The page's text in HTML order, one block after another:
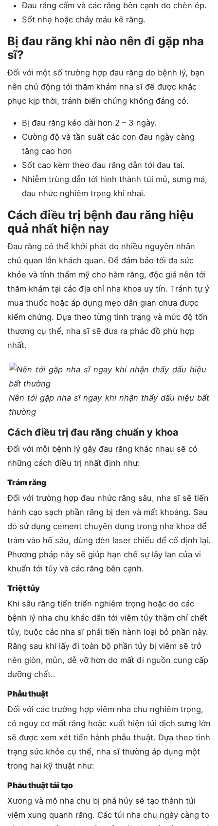
Đau răng cấm và các răng bên cạnh do chèn ép.
Sốt nhẹ hoặc chảy máu kẽ răng.
Bị đau răng khi nào nên đi gặp nha
sĩ?
Đối với một số trường hợp đau răng do bệnh lý, bạn
nên chủ động tới thăm khám nha sĩ để được khắc
phục kịp thời, tránh biến chứng không đáng có.
Bị đau răng kéo dài hơn 2 – 3 ngày.
Cường độ và tần suất các cơn đau ngày càng
tăng cao hơn
Sốt cao kèm theo đau răng dẫn tới đau tai.
Nhiễm trùng dẫn tới hình thành túi mủ, sưng má,
đau nhức nghiêm trọng khi nhai.
Cách điều trị bệnh đau răng hiệu
quả nhất hiện nay
Đau răng có thể khởi phát do nhiều nguyên nhân
chủ quan lẫn khách quan. Để đảm bảo tối đa sức
khỏe và tính thẩm mỹ cho hàm răng, độc giả nên tới
thăm khám tại các địa chỉ nha khoa uy tín. Tránh tự ý
mua thuốc hoặc áp dụng mẹo dân gian chưa được
kiểm chứng. Dựa theo từng tình trạng và mức độ tổn
thương cụ thể, nha sĩ sẽ đưa ra phác đồ phù hợp
nhất.
Nên tới gặp nha sĩ ngay khi nhận thấy dấu hiệu bất
thường
Cách điều trị đau răng chuẩn y khoa
Đối với mỗi bệnh lý gây đau răng khác nhau sẽ có
những cách điều trị nhất định như:
Trám răng
Đối với trường hợp đau nhức răng sâu, nha sĩ sẽ tiến
hành cạo sạch phần răng bị đen và mất khoáng. Sau
đó sử dụng cement chuyên dụng trong nha khoa để
trám vào hố sâu, dùng đèn laser chiếu để cố định lại.
Phương pháp này sẽ giúp hạn chế sự lây lan của vi
khuẩn tới tủy và các răng bên cạnh.
Triệt tủy
Khi sâu răng tiến triển nghiêm trọng hoặc do các
bệnh lý nha chu khác dẫn tới viêm tủy thậm chí chết
tủy, buộc các nha sĩ phải tiến hành loại bỏ phần này.
Răng sau khi lấy đi toàn bộ phần tủy bị viêm sẽ trở
nên giòn, mủn, dễ vỡ hơn do mất đi nguồn cung cấp
dưỡng chất..
Phẫu thuật
Đối với các trường hợp viêm nha chu nghiêm trọng,
có nguy cơ mất răng hoặc xuất hiện túi dịch sưng lớn
sẽ được xem xét tiến hành phẫu thuật. Dựa theo tình
trạng sức khỏe cụ thể, nha sĩ thường áp dụng một
trong hai kỹ thuật như:
Phẫu thuật tái tạo
Xương và mô nha chu bị phá hủy sẽ tạo thành túi
viêm xung quanh răng. Các túi nha chu ngày càng to